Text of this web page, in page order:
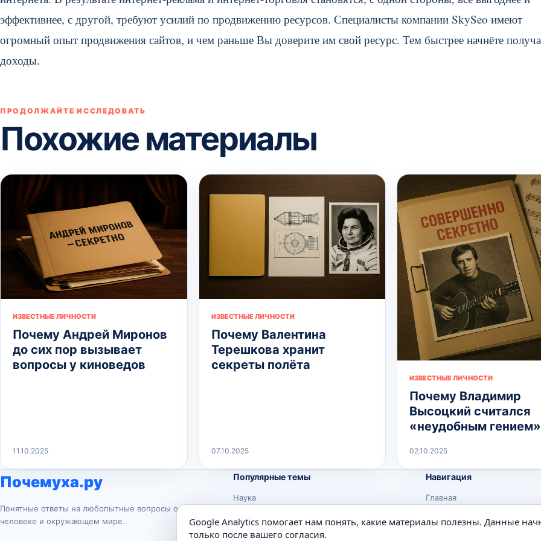
эффективнее, с другой, требуют усилий по продвижению ресурсов. Специалисты компании SkySeo имеют
огромный опыт продвижения сайтов, и чем раньше Вы доверите им свой ресурс. Тем быстрее начнёте
доходы.
ПРОДОЛЖАЙТЕ ИССЛЕДОВАТЬ
Похожие материалы
ИЗВЕСТНЫЕ ЛИЧНОСТИ
Почему Андрей Миронов
до сих пор вызывает
вопросы у киноведов
11.10.2025
ИЗВЕСТНЫЕ ЛИЧНОСТИ
Почему Валентина
Терешкова хранит
секреты полёта
07.10.2025
ИЗВЕСТНЫЕ ЛИЧНОСТИ
Почему Владимир
Высоцкий считался
«неудобным гением»
02.10.2025
Почемуха.ру
Понятные ответы на любопытные вопросы о
человеке и окружающем мире.
Популярные темы
Наука
Животные
Навигация
Главная
Google Analytics помогает нам понять, какие материалы полезны. Данные
только после вашего согласия.